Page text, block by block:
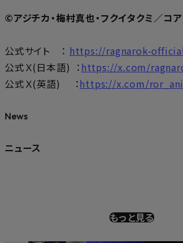
©アジチカ・梅村真也・フクイタクミ／コ
公式サイト ： https://ragnarok-
公式Ｘ(日本語) ： https://x.com/
公式Ｘ(英語) ：https://x.com/
News
ニュース
もっと見る